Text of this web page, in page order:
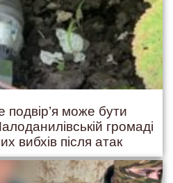
подвір’я може бути
громаді
вибхів після атак